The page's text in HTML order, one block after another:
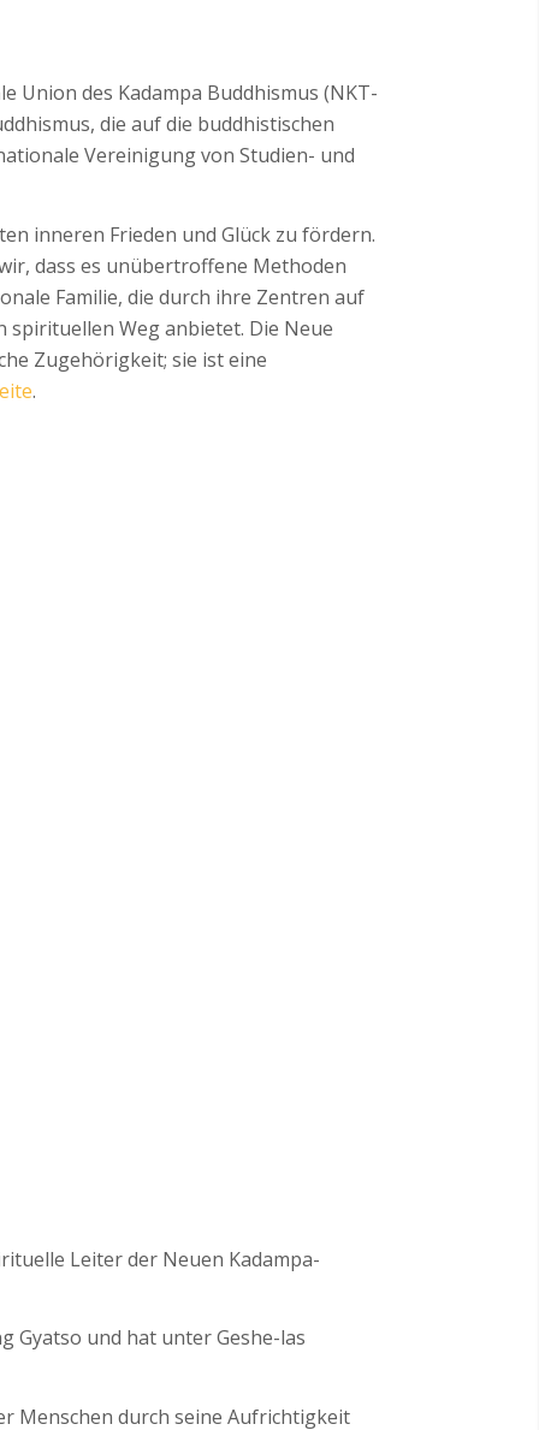
Union des Kadampa Buddhismus (NKT-
die auf die buddhistischen
Vereinigung von Studien- und
inneren Frieden und Glück zu fördern.
dass es unübertroffene Methoden
Familie, die durch ihre Zentren auf
Weg anbietet. Die Neue
Zugehörigkeit; sie ist eine
.
Leiter der Neuen Kadampa-
Gyatso und hat unter Geshe-las
Menschen durch seine Aufrichtigkeit